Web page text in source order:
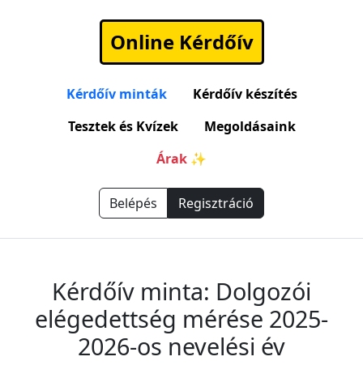
Online Kérdőív
Kérdőív minták
Kérdőív készítés
Tesztek és Kvízek
Megoldásaink
Árak ✨
Belépés Regisztráció
Kérdőív minta: Dolgozói
elégedettség mérése 2025-
2026-os nevelési év